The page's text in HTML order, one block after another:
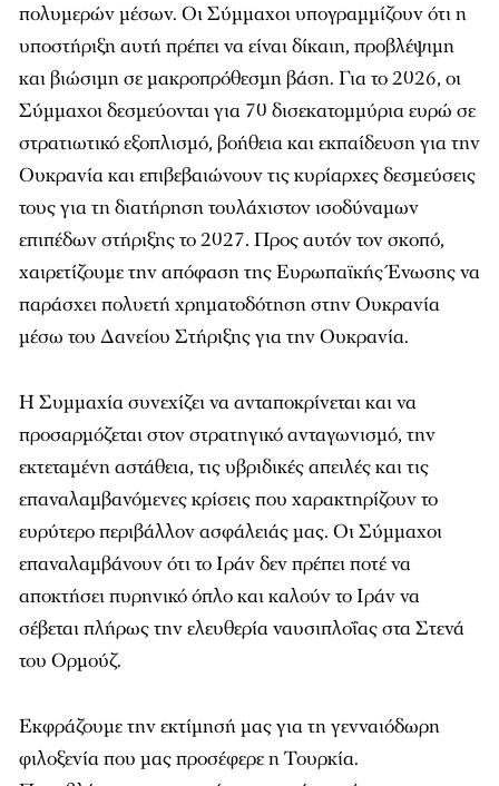
πολυμερών μέσων. Οι Σύμμαχοι υπογραμμίζουν ότι η
υποστήριξη αυτή πρέπει να είναι δίκαιη, προβλέψιμη
και βιώσιμη σε μακροπρόθεσμη βάση. Για το 2026, οι
Σύμμαχοι δεσμεύονται για 70 δισεκατομμύρια ευρώ σε
στρατιωτικό εξοπλισμό, βοήθεια και εκπαίδευση για την
Ουκρανία και επιβεβαιώνουν τις κυρίαρχες δεσμεύσεις
τους για τη διατήρηση τουλάχιστον ισοδύναμων
επιπέδων στήριξης το 2027. Προς αυτόν τον σκοπό,
χαιρετίζουμε την απόφαση της Ευρωπαϊκής Ένωσης να
παράσχει πολυετή χρηματοδότηση στην Ουκρανία
μέσω του Δανείου Στήριξης για την Ουκρανία.
Η Συμμαχία συνεχίζει να ανταποκρίνεται και να
προσαρμόζεται στον στρατηγικό ανταγωνισμό, την
εκτεταμένη αστάθεια, τις υβριδικές απειλές και τις
επαναλαμβανόμενες κρίσεις που χαρακτηρίζουν το
ευρύτερο περιβάλλον ασφάλειάς μας. Οι Σύμμαχοι
επαναλαμβάνουν ότι το Ιράν δεν πρέπει ποτέ να
αποκτήσει πυρηνικό όπλο και καλούν το Ιράν να
σέβεται πλήρως την ελευθερία ναυσιπλοΐας στα Στενά
του Ορμούζ.
Εκφράζουμε την εκτίμησή μας για τη γενναιόδωρη
φιλοξενία που μας προσέφερε η Τουρκία.